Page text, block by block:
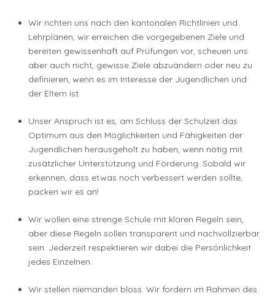
Wir richten uns nach den kantonalen Richtlinien und
Lehrplänen, wir erreichen die vorgegebenen Ziele und
bereiten gewissenhaft auf Prüfungen vor, scheuen uns
aber auch nicht, gewisse Ziele abzuändern oder neu zu
definieren, wenn es im Interesse der Jugendlichen und
der Eltern ist.
Unser Anspruch ist es, am Schluss der Schulzeit das
Optimum aus den Möglichkeiten und Fähigkeiten der
Jugendlichen herausgeholt zu haben, wenn nötig mit
zusätzlicher Unterstützung und Förderung. Sobald wir
erkennen, dass etwas noch verbessert werden sollte,
packen wir es an!
Wir wollen eine strenge Schule mit klaren Regeln sein,
aber diese Regeln sollen transparent und nachvollzierbar
sein. Jederzeit respektieren wir dabei die Persönlichkeit
jedes Einzelnen.
Wir stellen niemanden bloss. Wir fordern im Rahmen des